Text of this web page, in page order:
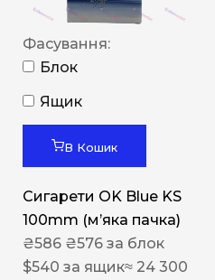
Фасування:
Блок
Ящик
В Кошик
Сигарети OK Blue KS
100mm (м’яка пачка)
₴586 ₴576 за блок
$540 за ящик≈ 24 300